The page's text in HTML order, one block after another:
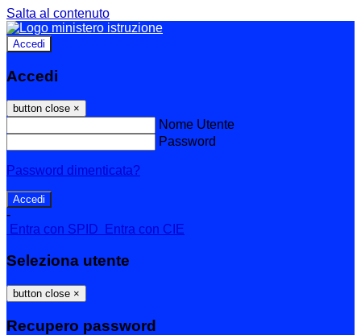
Salta al contenuto
Accedi
Accedi
button close ×
Nome Utente
Password
Password dimenticata?
-
Entra con SPID
Entra con CIE
Seleziona utente
button close ×
Recupero password